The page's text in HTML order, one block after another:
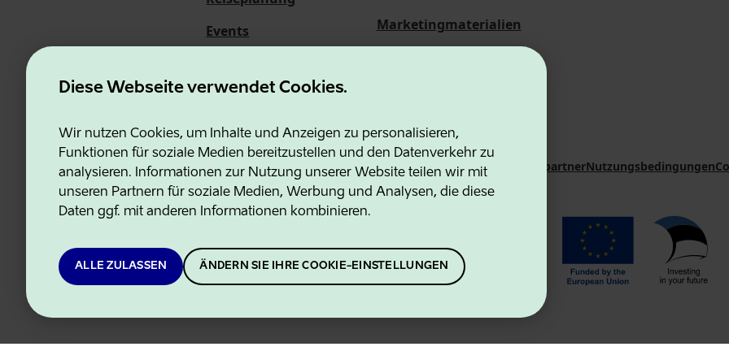
Diese Webseite verwendet Cookies.
Wir nutzen Cookies, um Inhalte und Anzeigen zu personalisieren,
Funktionen für soziale Medien bereitzustellen und den Datenverkehr zu
analysieren. Informationen zur Nutzung unserer Website teilen wir mit
unseren Partnern für soziale Medien, Werbung und Analysen, die diese
Daten ggf. mit anderen Informationen kombinieren.
ALLE ZULASSEN ÄNDERN SIE IHRE COOKIE-EINSTELLUNGEN
Events
Marketingmaterialien
Estonian Business and Innovation AgencyKontakte KooperationspartnerNutzungsbedingungen